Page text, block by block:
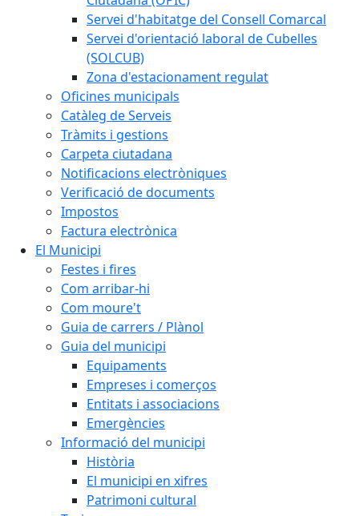
Servei d'habitatge del Consell Comarcal
Servei d'orientació laboral de Cubelles
(SOLCUB)
Zona d'estacionament regulat
Oficines municipals
Catàleg de Serveis
Tràmits i gestions
Carpeta ciutadana
Notificacions electròniques
Verificació de documents
Impostos
Factura electrònica
El Municipi
Festes i fires
Com arribar-hi
Com moure't
Guia de carrers / Plànol
Guia del municipi
Equipaments
Empreses i comerços
Entitats i associacions
Emergències
Informació del municipi
Història
El municipi en xifres
Patrimoni cultural